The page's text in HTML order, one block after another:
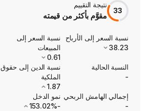
33
نتيجة التقييم
مقوَّم بأكثر من قيمته
نسبة السعر إلى الأرباح
38.23
نسبة السعر إلى
المبيعات
0.61
النسبة الحالية
-
نسبة الدين إلى حقوق
الملكية
1.87
إجمالي الهامش الربحي
-
نمو الدخل
-153.02%